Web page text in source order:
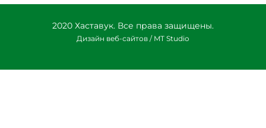
2020 Хаставук. Все права защищены.
Дизайн веб-сайтов / MT Studio